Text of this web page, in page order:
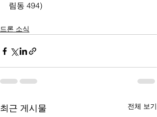
림동 494)
드론 소식
최근 게시물 전체 보기